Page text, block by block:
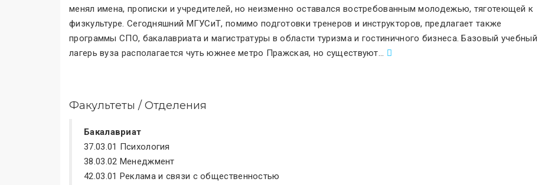
менял имена, прописки и учредителей, но неизменно оставался востребованным молодежью, тяготеющей к
физкультуре. Сегодняшний МГУСиТ, помимо подготовки тренеров и инструкторов, предлагает также
программы СПО, бакалавриата и магистратуры в области туризма и гостиничного бизнеса. Базовый учебный
лагерь вуза располагается чуть южнее метро Пражская, но существуют...
Факультеты / Отделения
Бакалавриат
37.03.01 Психология
38.03.02 Менеджмент
42.03.01 Реклама и связи с общественностью